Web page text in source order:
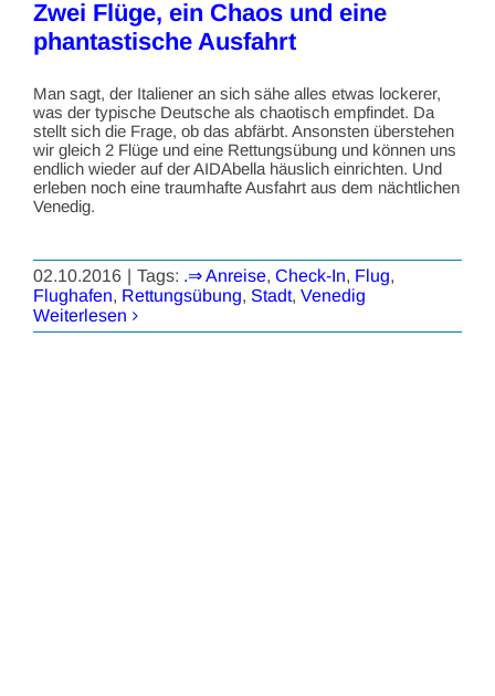
Zwei Flüge, ein Chaos und eine
phantastische Ausfahrt
Man sagt, der Italiener an sich sähe alles etwas lockerer,
was der typische Deutsche als chaotisch empfindet. Da
stellt sich die Frage, ob das abfärbt. Ansonsten überstehen
wir gleich 2 Flüge und eine Rettungsübung und können uns
endlich wieder auf der AIDAbella häuslich einrichten. Und
erleben noch eine traumhafte Ausfahrt aus dem nächtlichen
Venedig.
02.10.2016 Tags: .⇒ Anreise, Check-In, Flug,
Flughafen, Rettungsübung, Stadt, Venedig
Weiterlesen